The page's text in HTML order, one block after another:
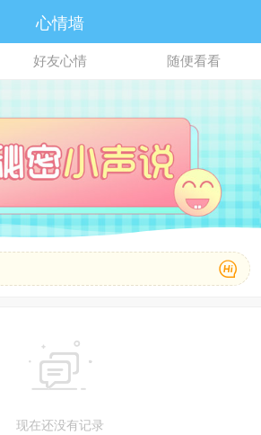
心情墙
好友心情 随便看看


现在还没有记录